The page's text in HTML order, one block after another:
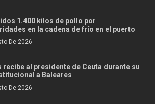
1.400 kilos de pollo por
en la cadena de frío en el puerto
De 2026
recibe al presidente de Ceuta durante su
a Baleares
De 2026